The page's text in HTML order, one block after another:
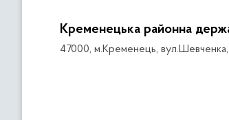
Кременецька районна
47000, м.Кременець,